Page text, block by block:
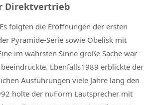
Direktvertrieb
folgten die Eröffnungen der ersten
Pyramide-Serie sowie Obelisk mit
im wahrsten Sinne große Sache war
Ebenfalls1989 erblickte der
Ausführungen viele Jahre lang den
holte der nuForm Lautsprecher mit